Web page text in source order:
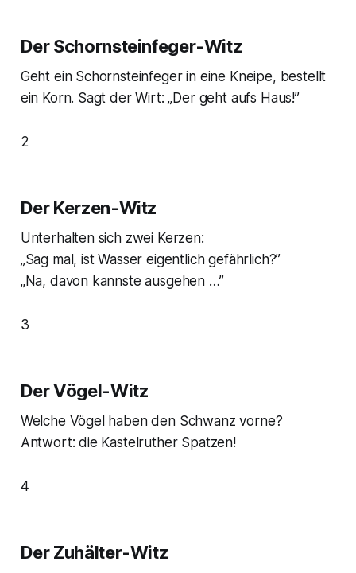
Der Schornsteinfeger-Witz
Geht ein Schornsteinfeger in eine Kneipe, bestellt
ein Korn. Sagt der Wirt: „Der geht aufs Haus!”
2
Der Kerzen-Witz
Unterhalten sich zwei Kerzen:
„Sag mal, ist Wasser eigentlich gefährlich?”
„Na, davon kannste ausgehen …”
3
Der Vögel-Witz
Welche Vögel haben den Schwanz vorne?
Antwort: die Kastelruther Spatzen!
4
Der Zuhälter-Witz